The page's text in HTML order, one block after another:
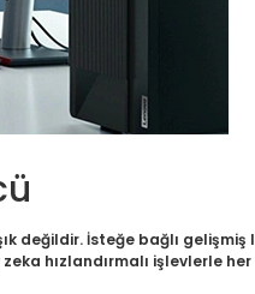
değildir. İsteğe bağlı
hızlandırmalı işlevlerle